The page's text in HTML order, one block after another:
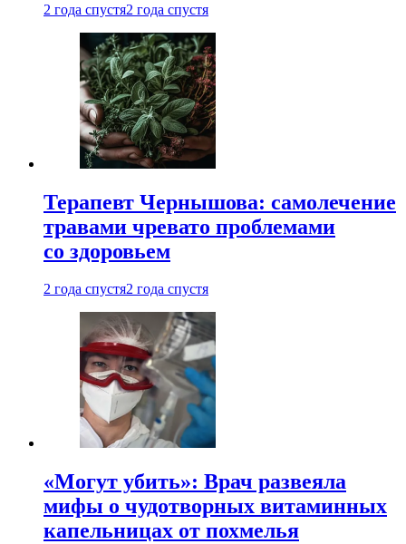
2 года спустя2 года спустя
Терапевт Чернышова: самолечение
травами чревато проблемами
со здоровьем
2 года спустя2 года спустя
«Могут убить»: Врач развеяла
мифы о чудотворных витаминных
капельницах от похмелья